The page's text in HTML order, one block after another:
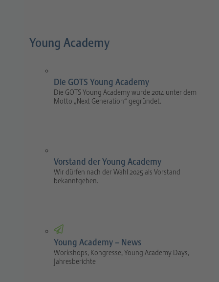
Young Academy
Die GOTS Young Academy
Die GOTS Young Academy wurde 2014 unter dem
Motto „Next Generation“ gegründet.
Vorstand der Young Academy
Wir dürfen nach der Wahl 2025 als Vorstand
bekanntgeben.
Young Academy – News
Workshops, Kongresse, Young Academy Days,
Jahresberichte